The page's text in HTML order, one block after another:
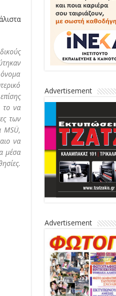
το να
των
MSÜ,
να
μέσα
Advertisement
Advertisement